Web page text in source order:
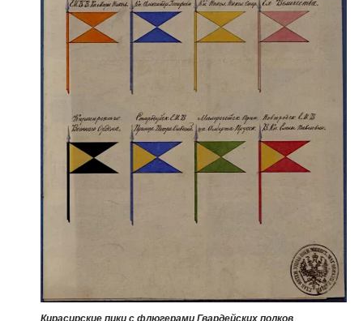
Кирасирские пики с флюгерами Гвардейских полков